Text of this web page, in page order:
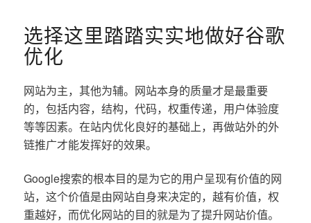
选择这里踏踏实实地做好谷歌
优化
网站为主，其他为辅。网站本身的质量才是最重要
的，包括内容，结构，代码，权重传递，用户体验度
等等因素。在站内优化良好的基础上，再做站外的外
链推广才能发挥好的效果。
Google搜索的根本目的是为它的用户呈现有价值的网
站，这个价值是由网站自身来决定的，越有价值，权
重越好，而优化网站的目的就是为了提升网站价值。